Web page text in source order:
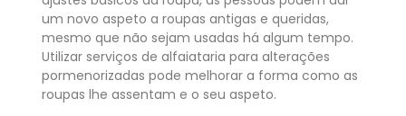
um novo aspeto a roupas antigas e queridas,
mesmo que não sejam usadas há algum tempo.
Utilizar serviços de alfaiataria para alterações
pormenorizadas pode melhorar a forma como as
roupas lhe assentam e o seu aspeto.